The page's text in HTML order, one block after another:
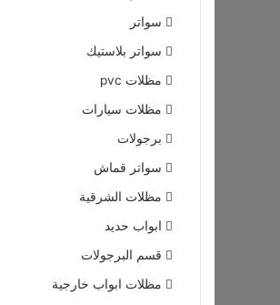
سواتر
سواتر بلاستيك
مظلات pvc
مظلات سيارات
برجولات
سواتر قماش
مظلات الشرقية
ابواب حديد
قسم البرجولات
مظلات ابواب خارجية